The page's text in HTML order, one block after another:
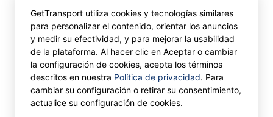
GetTransport utiliza cookies y tecnologías similares
para personalizar el contenido, orientar los anuncios
y medir su efectividad, y para mejorar la usabilidad
de la plataforma. Al hacer clic en Aceptar o cambiar
la configuración de cookies, acepta los términos
descritos en nuestra Política de privacidad. Para
cambiar su configuración o retirar su consentimiento,
actualice su configuración de cookies.